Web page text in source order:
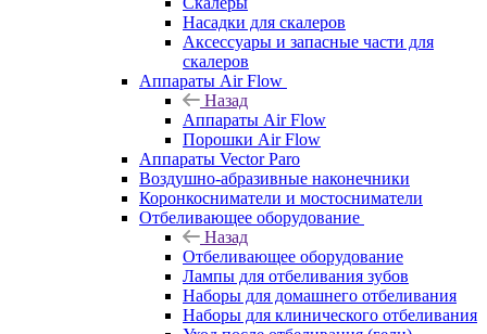
Насадки для скалеров
Аксессуары и запасные части для
скалеров
Аппараты Air Flow
Назад
Аппараты Air Flow
Порошки Air Flow
Аппараты Vector Paro
Воздушно-абразивные наконечники
Коронкосниматели и мостосниматели
Отбеливающее оборудование
Назад
Отбеливающее оборудование
Лампы для отбеливания зубов
Наборы для домашнего отбеливания
Наборы для клинического отбеливания